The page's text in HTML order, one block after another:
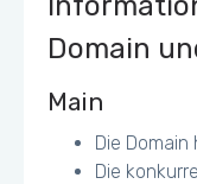
Domain
Main
Die
Die